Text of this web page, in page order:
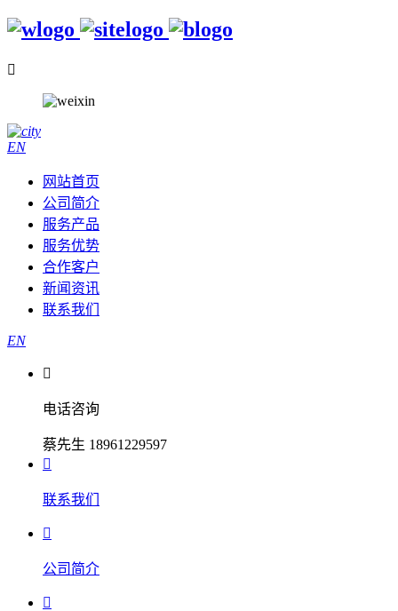

EN
网站首页
公司简介
服务产品
服务优势
合作客户
新闻资讯
联系我们
EN

电话咨询
蔡先生 18961229597

联系我们

公司简介
